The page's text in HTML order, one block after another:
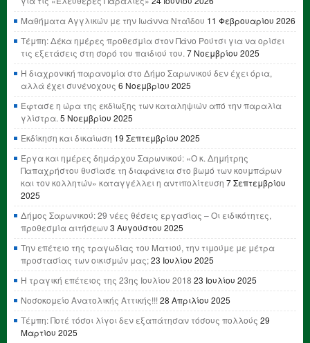
Μαθήματα Αγγλικών με την Ιωάννα Νταΐδου 11 Φεβρουαρίου 2026
Τέμπη: Δέκα ημέρες προθεσμία στον Πάνο Ρούτσι για να ορίσει
τις εξετάσεις στη σορό του παιδιού του.7 Νοεμβρίου 2025
Η διαχρονική παρανομία στο Δήμο Σαρωνικού δεν έχει όρια,
αλλά έχει συνένοχους 6 Νοεμβρίου 2025
Έφτασε η ώρα της εκδίωξης των καταληψιών από την παραλία
γλίστρα.5 Νοεμβρίου 2025
Εκδίκηση και δικαίωση 19 Σεπτεμβρίου 2025
Έργα και ημέρες δημάρχου Σαρωνικού: «Ο κ. Δημήτρης
Παπαχρήστου θυσίασε τη διαφάνεια στο βωμό των κουμπάρων
και τον κολλητών» καταγγέλλει η αντιπολίτευση 7 Σεπτεμβρίου
2025
Δήμος Σαρωνικού: 29 νέες θέσεις εργασίας – Οι ειδικότητες,
προθεσμία αιτήσεων3 Αυγούστου 2025
Την επέτειο της τραγωδίας του Ματιού, την τιμούμε με μέτρα
προστασίας των οικισμών μας;23 Ιουλίου 2025
Η τραγική επέτειος της 23ης Ιουλίου 2018 23 Ιουλίου 2025
Νοσοκομείο Ανατολικής Αττικής!!! 28 Απριλίου 2025
Τέμπη: Ποτέ τόσοι λίγοι δεν εξαπάτησαν τόσους πολλούς 29
Μαρτίου 2025